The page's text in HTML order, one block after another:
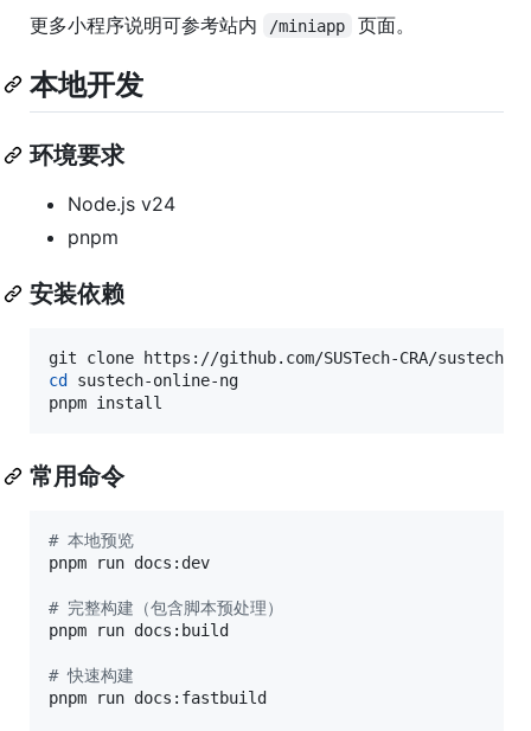
更多小程序说明可参考站内 /miniapp 页面。
本地开发
环境要求
Node.js v24
pnpm
安装依赖
cd
sustech-online-ng
pnpm install
常用命令
# 本地预览
pnpm run docs:dev
# 完整构建（包含脚本预处理）
pnpm run docs:build
# 快速构建
pnpm run docs:fastbuild